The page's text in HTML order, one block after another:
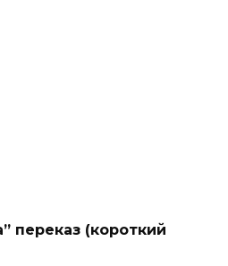
переказ (короткий